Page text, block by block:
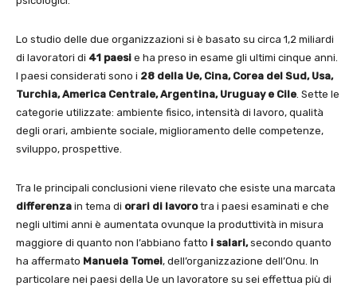
Lo studio delle due organizzazioni si è basato su circa 1,2 miliardi
di lavoratori di 41 paesi e ha preso in esame gli ultimi cinque anni.
I paesi considerati sono i 28 della Ue, Cina, Corea del Sud, Usa,
Turchia, America Centrale, Argentina, Uruguay e Cile . Sette le
categorie utilizzate: ambiente fisico, intensità di lavoro, qualità
degli orari, ambiente sociale, miglioramento delle competenze,
sviluppo, prospettive.
Tra le principali conclusioni viene rilevato che esiste una marcata
differenza in tema di orari di lavorotra i paesi esaminati e che
negli ultimi anni è aumentata ovunque la produttività in misura
maggiore di quanto non l’abbiano fatto i salari,secondo quanto
ha affermato Manuela Tomei, dell’organizzazione dell’Onu. In
particolare nei paesi della Ue un lavoratore su sei effettua più di